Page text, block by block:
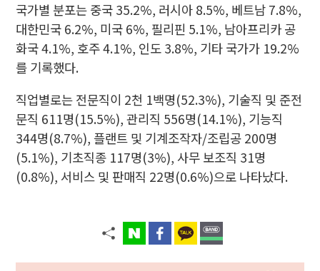
국가별 분포는 중국 35.2%, 러시아 8.5%, 베트남 7.8%,
대한민국 6.2%, 미국 6%, 필리핀 5.1%, 남아프리카 공
화국 4.1%, 호주 4.1%, 인도 3.8%, 기타 국가가 19.2%
를 기록했다.
직업별로는 전문직이 2천 1백명(52.3%), 기술직 및 준전
문직 611명(15.5%), 관리직 556명(14.1%), 기능직
344명(8.7%), 플랜트 및 기계조작자/조립공 200명
(5.1%), 기초직종 117명(3%), 사무 보조직 31명
(0.8%), 서비스 및 판매직 22명(0.6%)으로 나타났다.